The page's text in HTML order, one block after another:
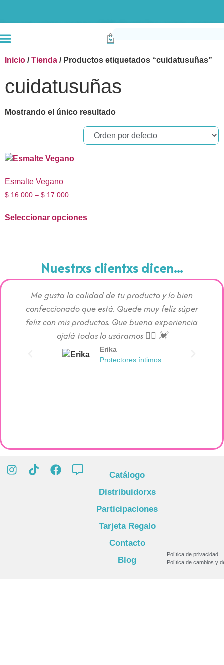
Inicio /Tienda / Productos etiquetados “cuidatusuñas”
cuidatusuñas
Mostrando el único resultado
Esmalte Vegano
$ 16.000 – $ 17.000
Seleccionar opciones
Nuestrxs clientxs dicen...
Me gusta la calidad de tu producto y lo bien
confeccionado que está. Quede muy feliz súper
feliz con mis productos. Que buena experiencia
ojalá todas lo usáramos 👯‍♀️ 💓
Erika
Protectores íntimos
Catálogo
Distribuidorxs
Participaciones
Tarjeta Regalo
Contacto
Blog
Política de privacidad
Política de cambios y